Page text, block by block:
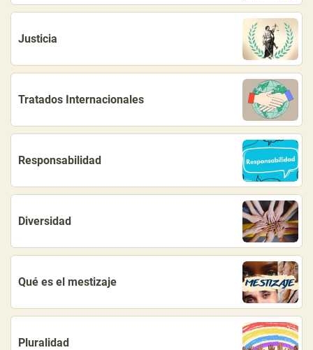
Justicia
Tratados Internacionales
Responsabilidad
Diversidad
Qué es el mestizaje
Pluralidad